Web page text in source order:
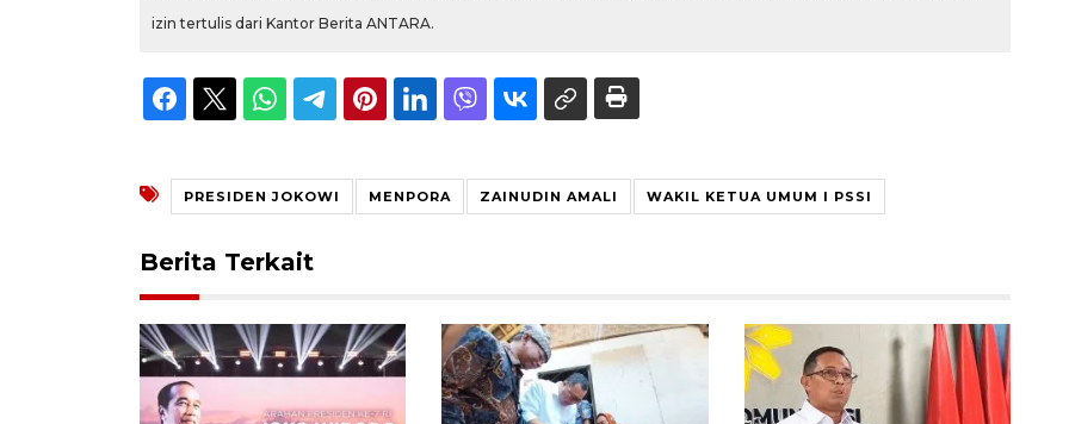
izin tertulis dari Kantor Berita ANTARA.
PRESIDEN JOKOWI MENPORA ZAINUDIN AMALI WAKIL KETUA UMUM I PSSI
Berita Terkait